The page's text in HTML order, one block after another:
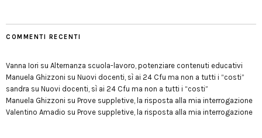
COMMENTI RECENTI
Vanna Iori su Alternanza scuola-lavoro, potenziare contenuti educativi
Manuela Ghizzoni su Nuovi docenti, sì ai 24 Cfu ma non a tutti i “costi”
sandra su Nuovi docenti, sì ai 24 Cfu ma non a tutti i “costi”
Manuela Ghizzoni su Prove suppletive, la risposta alla mia interrogazione
Valentino Amadio su Prove suppletive, la risposta alla mia interrogazione